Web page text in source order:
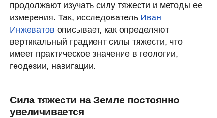
продолжают изучать силу тяжести и методы ее
измерения. Так, исследователь Иван
Инжеватов описывает, как определяют
вертикальный градиент силы тяжести, что
имеет практическое значение в геологии,
геодезии, навигации.
Сила тяжести на Земле постоянно
увеличивается